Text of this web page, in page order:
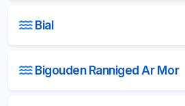
Bial
Bigouden Ranniged Ar Mor